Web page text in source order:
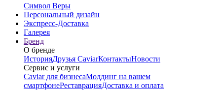
Символ Веры
Персональный дизайн
Экспресс-Доставка
Галерея
Бренд
О бренде
ИсторияДрузья CaviarКонтактыНовости
Сервис и услуги
Caviar для бизнесаМоддинг на вашем
смартфонеРеставрацияДоставка и оплата